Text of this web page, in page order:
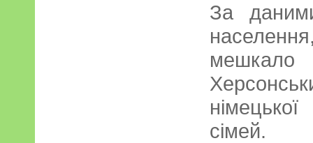
За
мешкало
сімей.